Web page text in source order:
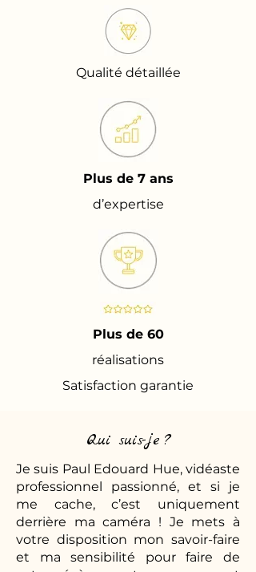
Qualité détaillée
Plus de 7 ans
d’expertise
Plus de 60
réalisations
Satisfaction garantie
Qui suis-je ?
Je suis Paul Edouard Hue, vidéaste
professionnel passionné, et si je
me cache, c’est uniquement
derrière ma caméra ! Je mets à
votre disposition mon savoir-faire
et ma sensibilité pour faire de